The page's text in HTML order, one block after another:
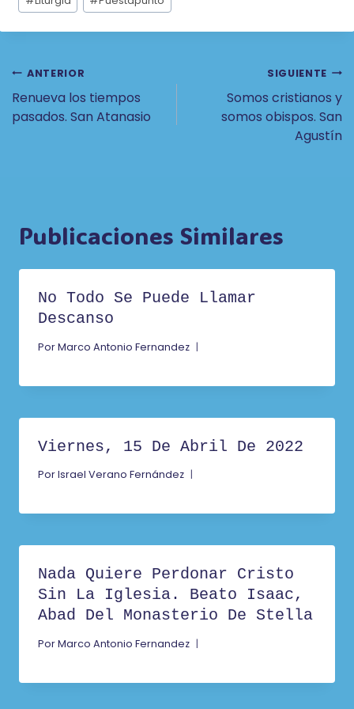
Navegación
De
Entradas
ANTERIOR
Renueva los tiempos
pasados. San Atanasio
SIGUIENTE
Somos cristianos y
somos obispos. San
Agustín
Publicaciones Similares
No Todo Se Puede Llamar
Descanso
PorMarco Antonio Fernandez
Viernes, 15 De Abril De 2022
PorIsrael Verano Fernández
Nada Quiere Perdonar Cristo
Sin La Iglesia. Beato Isaac,
Abad Del Monasterio De Stella
PorMarco Antonio Fernandez